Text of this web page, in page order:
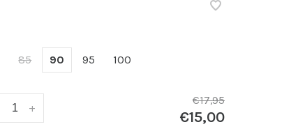
85 90 95 100
+
€17,95
€15,00